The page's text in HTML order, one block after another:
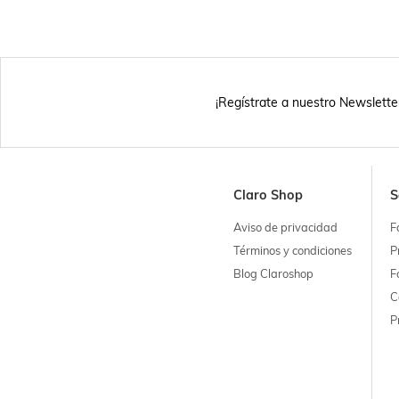
¡Regístrate a nuestro
Claro Shop
Aviso de privacidad
Términos y condiciones
Blog Claroshop